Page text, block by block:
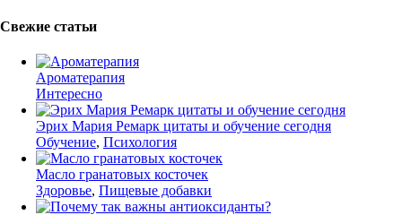
Свежие статьи
Ароматерапия
Интересно
Эрих Мария Ремарк цитаты и обучение сегодня
Обучение, Психология
Масло гранатовых косточек
Здоровье, Пищевые добавки